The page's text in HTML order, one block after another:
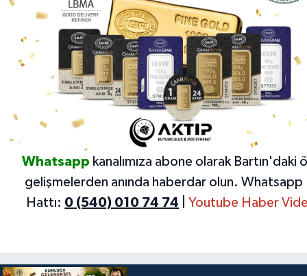
Whatsapp kanalımıza abone olarak Bartın'daki
gelişmelerden anında haberdar olun. Whatsapp
Hattı: 0 (540) 010 74 74 |Youtube Haber